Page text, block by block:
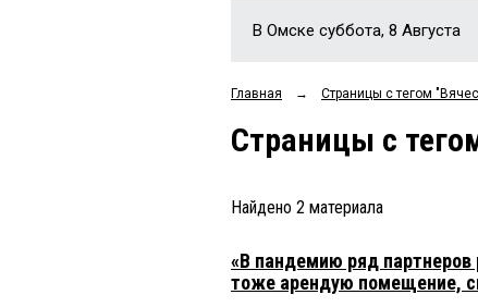
В Омске суббота, 8 Августа
Главная → Страницы c тегом
Страницы c
Найдено 2 материала
«В пандемию ряд партнеров
тоже арендую помещение,